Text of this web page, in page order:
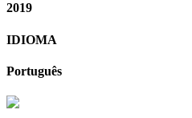
2019
IDIOMA
Português